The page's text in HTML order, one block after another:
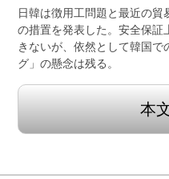
日韓は徴用工問題と最近の
の措置を発表した。安全保証
きないが、依然として韓国
グ」の懸念は残る。
本